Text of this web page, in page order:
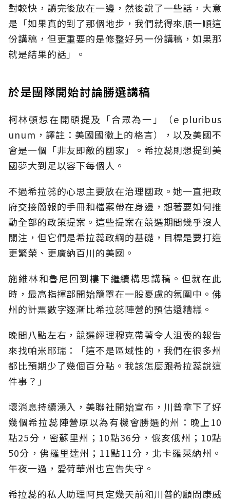
對較快，讀完後放在一邊，然後說了一些話，大意
是「如果真的到了那個地步，我們就得來順一順這
份講稿，但更重要的是修整好另一份講稿，如果那
就是結果的話」。
於是團隊開始討論勝選講稿
柯林頓想在開頭提及「合眾為一」（e pluribus
unum，譯註：美國國徽上的格言），以及美國不
會是一個「非友即敵的國家」。希拉蕊則想提到美
國夢大到足以容下每個人。
不過希拉蕊的心思主要放在治理國政。她一直把政
府交接簡報的手冊和檔案帶在身邊，想著要如何推
動全部的政策提案。這些提案在競選期間幾乎沒人
關注，但它們是希拉蕊政綱的基礎，目標是要打造
更繁榮、更廣納百川的美國。
施維林和魯尼回到樓下繼續構思講稿。但就在此
時，最高指揮部開始籠罩在一股憂慮的氛圍中。佛
州的計票數字逐漸比希拉蕊陣營的預估還糟糕。
晚間八點左右，競選經理穆克帶著令人沮喪的報告
來找帕米耶瑞：「這不是區域性的，我們在很多州
都比預期少了幾個百分點。我該怎麼跟希拉蕊說這
件事？」
壞消息持續湧入，美聯社開始宣布，川普拿下了好
幾個希拉蕊陣營原以為有機會勝選的州：晚上10
點25分，密蘇里州；10點36分，俄亥俄州；10點
50分，佛羅里達州；11點11分，北卡羅萊納州。
午夜一過，愛荷華州也宣告失守。
希拉蕊的私人助理阿貝定幾天前和川普的顧問康威